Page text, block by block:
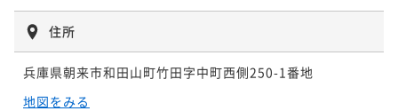
住所
兵庫県朝来市和田山町竹田字中町西側250-1番地
地図をみる